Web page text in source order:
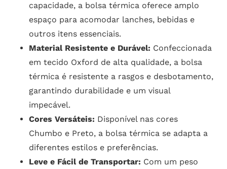
capacidade, a bolsa térmica oferece amplo
espaço para acomodar lanches, bebidas e
outros itens essenciais.
Material Resistente e Durável: Confeccionada
em tecido Oxford de alta qualidade, a bolsa
térmica é resistente a rasgos e desbotamento,
garantindo durabilidade e um visual
impecável.
Cores Versáteis: Disponível nas cores
Chumbo e Preto, a bolsa térmica se adapta a
diferentes estilos e preferências.
Leve e Fácil de Transportar: Com um peso